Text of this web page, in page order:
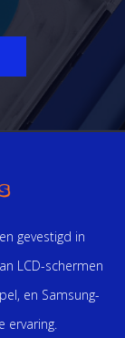
gevestigd in
LCD-schermen
en Samsung-
ervaring.